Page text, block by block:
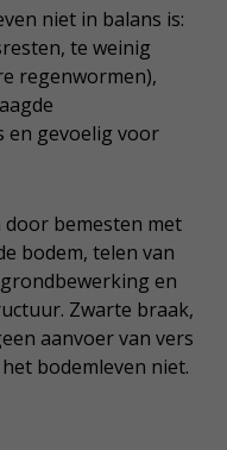
niet in balans is:
te weinig
regenwormen),
en gevoelig voor
bemesten met
bodem, telen van
en
Zwarte braak,
aanvoer van vers
bodemleven niet.